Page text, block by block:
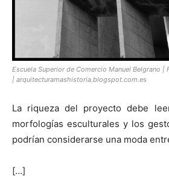
Escuela Superior de Comercio Manuel Belgrano
| arquitecturamashistoria.blogspot.com.es
La riqueza del proyecto debe
morfologías esculturales y los
podrían considerarse una moda
[…]